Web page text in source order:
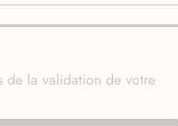
la validation de votre